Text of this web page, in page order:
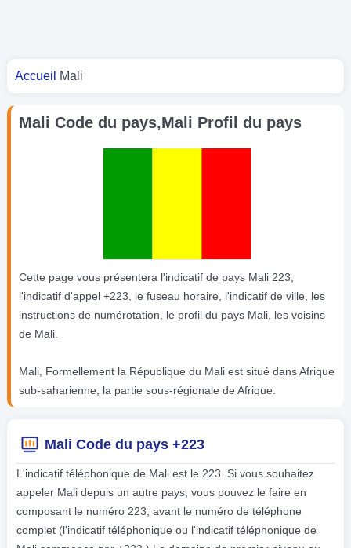
Vous êtes ici
Accueil Mali
Mali Code du pays,Mali Profil du pays
Cette page vous présentera l'indicatif de pays Mali 223,
l'indicatif d'appel +223, le fuseau horaire, l'indicatif de ville, les
instructions de numérotation, le profil du pays Mali, les voisins
de Mali.
Mali, Formellement la République du Mali est situé dans Afrique
sub-saharienne, la partie sous-régionale de Afrique.
Mali Code du pays +223
L'indicatif téléphonique de Mali est le 223. Si vous souhaitez
appeler Mali depuis un autre pays, vous pouvez le faire en
composant le numéro 223, avant le numéro de téléphone
complet (l'indicatif téléphonique ou l'indicatif téléphonique de